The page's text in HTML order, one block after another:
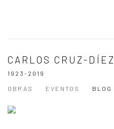
CARLOS CRUZ-DÍEZ
1923-2019
OBRAS
EVENTOS BLOG